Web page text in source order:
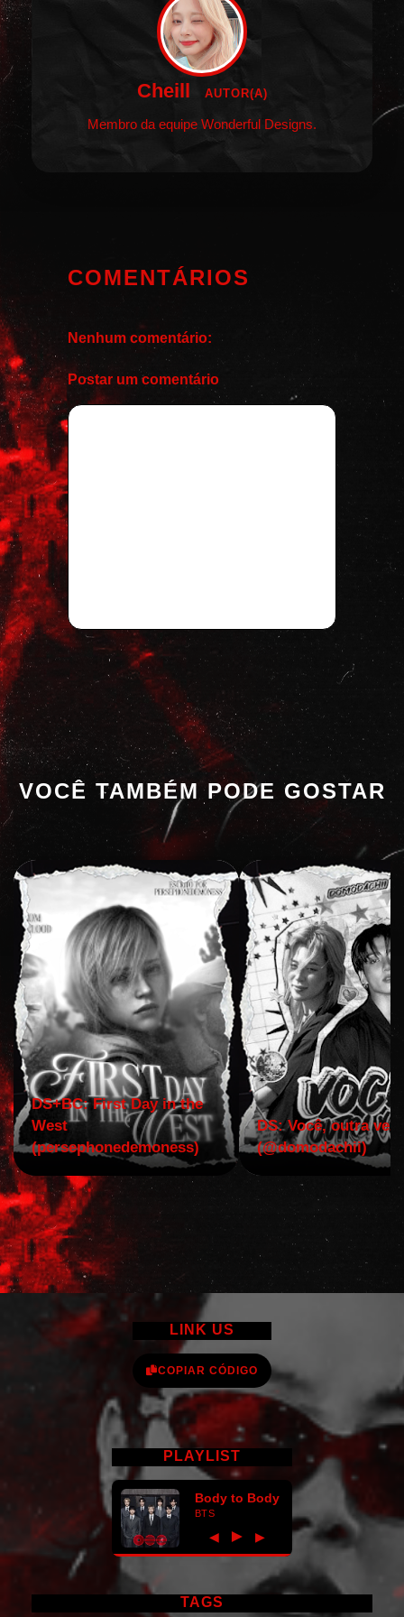
Cheill AUTOR(A)
Membro da equipe Wonderful Designs.
COMENTÁRIOS
Nenhum comentário:
Postar um comentário
VOCÊ TAMBÉM PODE GOSTAR
DS+BC: First Day in the
West
(persephonedemoness)
DS: Você, outra vez!
(@domodachii)
LINK US
COPIAR CÓDIGO
PLAYLIST
Body to Body
BTS
◀ ► ▶
TAGS